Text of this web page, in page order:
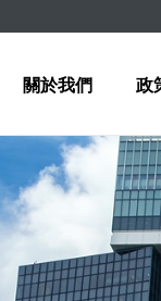
關於我們 政